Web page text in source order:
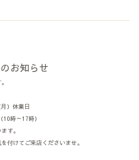
お知らせ
）休業日
時～17時）
す。
付けてご来店くださいませ。